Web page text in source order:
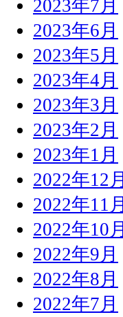
2023年7月
2023年6月
2023年5月
2023年4月
2023年3月
2023年2月
2023年1月
2022年12月
2022年11月
2022年10月
2022年9月
2022年8月
2022年7月